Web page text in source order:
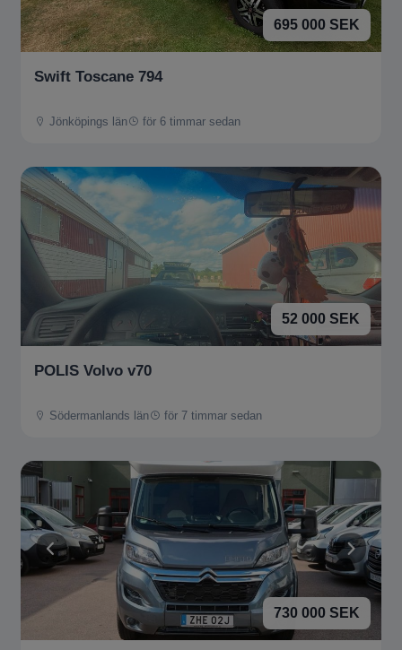
695 000 SEK
Swift Toscane 794
Jönköpings län för 6 timmar sedan
52 000 SEK
POLIS Volvo v70
Södermanlands län för 7 timmar sedan
730 000 SEK